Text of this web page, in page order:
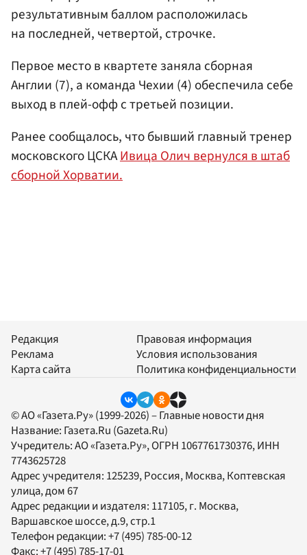
результативным баллом расположилась
на последней, четвертой, строчке.
Первое место в квартете заняла сборная
Англии (7), а команда Чехии (4) обеспечила себе
выход в плей-офф с третьей позиции.
Ранее сообщалось, что бывший главный тренер
московского ЦСКАИвица Олич вернулся в штаб
сборной Хорватии.
Редакция
Реклама
Карта сайта
Правовая информация
Условия использования
Политика конфиденциальности
© АО «Газета.Ру» (1999-2026) – Главные новости дня
Название: Газета.Ru (Gazeta.Ru)
Учредитель:АО «Газета.Ру», ОГРН 1067761730376, ИНН
7743625728
Адрес учредителя: 125239, Россия, Москва, Коптевская
улица, дом 67
Адрес редакции и издателя: 117105, г. Москва,
Варшавское шоссе, д.9, стр.1
Телефон редакции:+7 (495) 785-00-12
Факс:+7 (495) 785-17-01